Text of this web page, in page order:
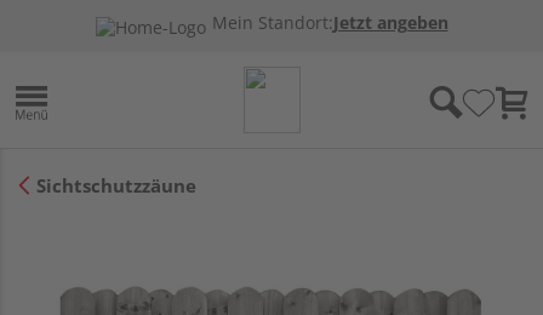
Mein Standort:Jetzt angeben
Sichtschutzzäune